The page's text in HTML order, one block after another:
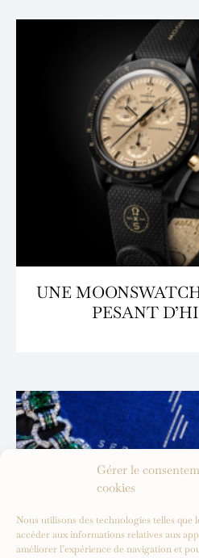
Gérer le
cookies
Nous utilisons des technologies telles que
accéder aux informations relatives aux
améliorer l’expérience de navigation et
UNE
PESANT